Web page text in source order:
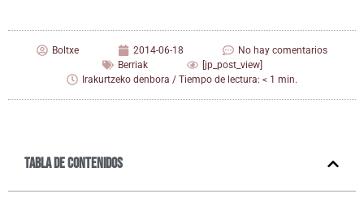
Boltxe 2014-06-18
No hay comentarios
Berriak
[jp_post_view]
Irakurtzeko denbora / Tiempo de lectura: < 1 min.
Tabla de contenidos